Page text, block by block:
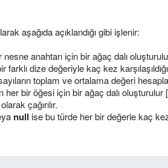
aşağıda açıklandığı gibi işlenir:
nesne anahtarı için bir ağaç dalı
farklı dize değeriyle kaç kez
toplam ve ortalama değeri
her bir öğesi için bir ağaç dalı oluşturulur
çağırılır.
null ise bu türde her bir değerle kaç kez